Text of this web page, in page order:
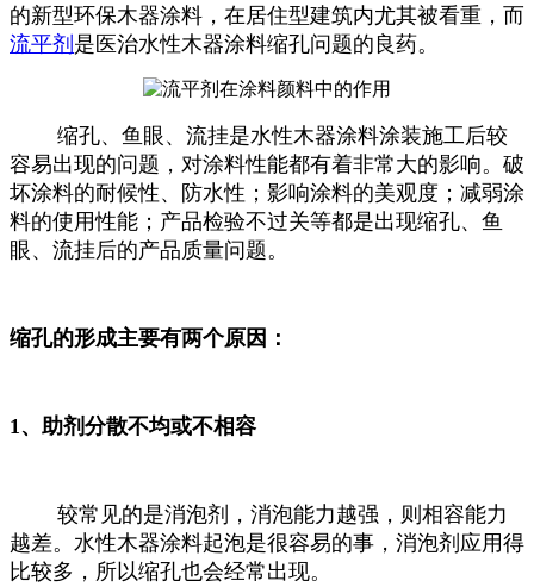
的新型环保木器涂料，在居住型建筑内尤其被看重，而
流平剂 是医治水性木器涂料缩孔问题的良药。
缩孔、鱼眼、流挂是水性木器涂料涂装施工后较
容易出现的问题，对涂料性能都有着非常大的影响。破
坏涂料的耐候性、防水性；影响涂料的美观度；减弱涂
料的使用性能；产品检验不过关等都是出现缩孔、鱼
眼、流挂后的产品质量问题。
缩孔的形成主要有两个原因：
1、助剂分散不均或不相容
较常见的是消泡剂，消泡能力越强，则相容能力
越差。水性木器涂料起泡是很容易的事，消泡剂应用得
比较多，所以缩孔也会经常出现。